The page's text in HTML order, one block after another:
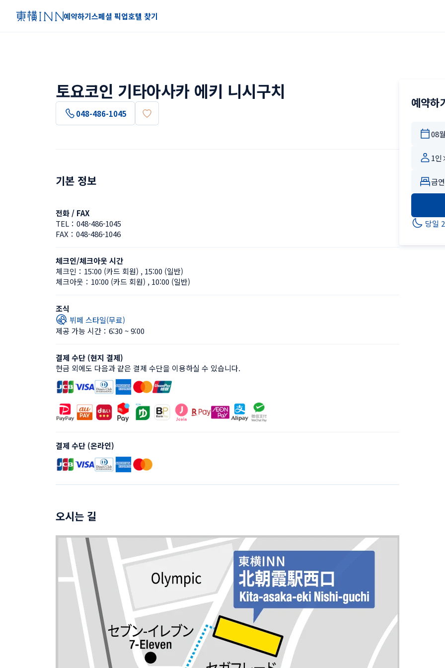
예약하기스페셜 픽업호텔 찾기
토요코인 기타아사카 에키 니시구치
048-486-1045
기본 정보
전화 / FAX
TEL： 048-486-1045
FAX： 048-486-1046
체크인/체크아웃 시간
체크인： 15:00 (카드 회원) , 15:00 (일반)
체크아웃： 10:00 (카드 회원) , 10:00 (일반)
조식
뷔페 스타일(무료)
제공 가능 시간：6:30 ~ 9:00
결제 수단 (현지 결제)
현금 외에도 다음과 같은 결제 수단을 이용하실 수 있습니다.
결제 수단 (온라인)
오시는 길
예약하
당일